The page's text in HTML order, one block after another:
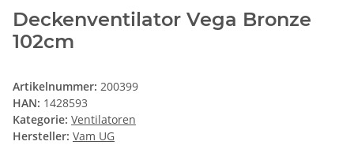
Deckenventilator Vega Bronze
102cm
Artikelnummer: 200399
HAN: 1428593
Kategorie: Ventilatoren
Hersteller: Vam UG